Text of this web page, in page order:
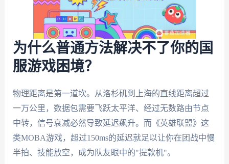
为什么普通方法解决不了你的国
服游戏困境？
物理距离是第一道坎。从洛杉矶到上海的直线距离超过
一万公里，数据包需要飞跃太平洋、经过无数路由节点
中转，信号衰减必然导致延迟飙升。而《英雄联盟》这
类MOBA游戏，超过150ms的延迟就足以让你在团战中慢
半拍、技能放空，成为队友眼中的"提款机"。